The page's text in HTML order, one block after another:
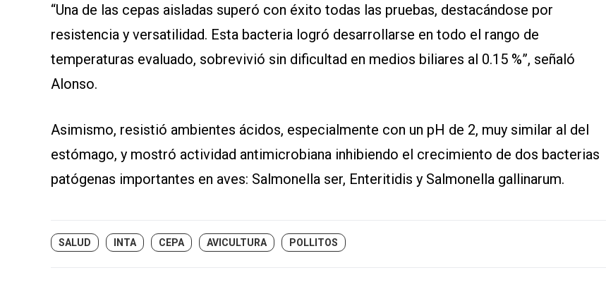
“Una de las cepas aisladas superó con éxito todas las pruebas, destacándose por
resistencia y versatilidad. Esta bacteria logró desarrollarse en todo el rango de
temperaturas evaluado, sobrevivió sin dificultad en medios biliares al 0.15 %”, señaló
Alonso.
Asimismo, resistió ambientes ácidos, especialmente con un pH de 2, muy similar al del
estómago, y mostró actividad antimicrobiana inhibiendo el crecimiento de dos bacterias
patógenas importantes en aves: Salmonella ser, Enteritidis y Salmonella gallinarum.
SALUD INTA CEPA AVICULTURA POLLITOS